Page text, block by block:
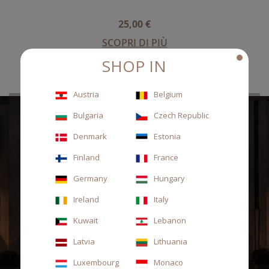
25,00 €
SCOPRI DI PIÙ
SHOP IN
Austria
Belgium
Bulgaria
Czech Republic
Denmark
Estonia
Finland
France
Germany
Hungary
Ireland
Italy
Kuwait
Lebanon
Latvia
Lithuania
Luxembourg
Monaco